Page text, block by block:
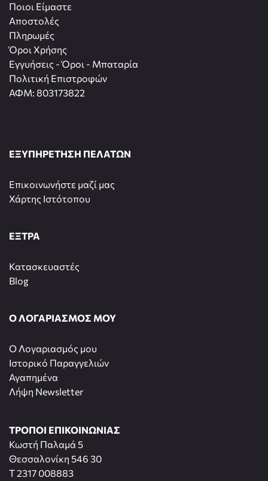
Ποιοι Είμαστε
Αποστολές
Πληρωμές
Όροι Χρήσης
Εγγυήσεις - Όροι - Μπαταρία
Πολιτική Επιστροφών
ΑΦΜ: 803173822
ΕΞΥΠΗΡΕΤΗΣΗ ΠΕΛΑΤΩΝ
Επικοινωνήστε μαζί μας
Χάρτης Ιστότοπου
ΕΞΤΡΑ
Κατασκευαστές
Blog
Ο ΛΟΓΑΡΙΑΣΜΟΣ ΜΟΥ
O Λογαριασμός μου
Ιστορικό Παραγγελιών
Αγαπημένα
Λήψη Newsletter
ΤΡΟΠΟΙ ΕΠΙΚΟΙΝΩΝΙΑΣ
Κωστή Παλαμά 5
Θεσσαλονίκη 546 30
T 2317 008883